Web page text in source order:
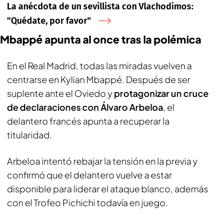
La anécdota de un sevillista con Vlachodimos:
"Quédate, por favor"
Mbappé apunta al once tras la polémica
En el Real Madrid, todas las miradas vuelven a
centrarse en Kylian Mbappé. Después de ser
suplente ante el Oviedo y protagonizar un cruce
de declaraciones con Álvaro Arbeloa, el
delantero francés apunta a recuperar la
titularidad.
Arbeloa intentó rebajar la tensión en la previa y
confirmó que el delantero vuelve a estar
disponible para liderar el ataque blanco, además
con el Trofeo Pichichi todavía en juego.